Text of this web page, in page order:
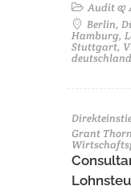
Audit &
Berlin,
Hamburg,
Stuttgart,
Grant